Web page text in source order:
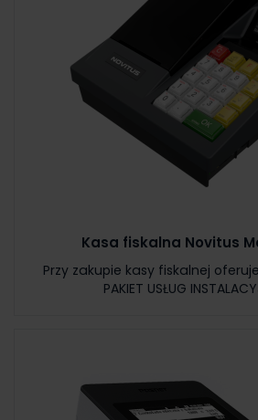
Kasa fiskalna Novitus
Przy zakupie kasy fiskalnej
PAKIET USŁUG